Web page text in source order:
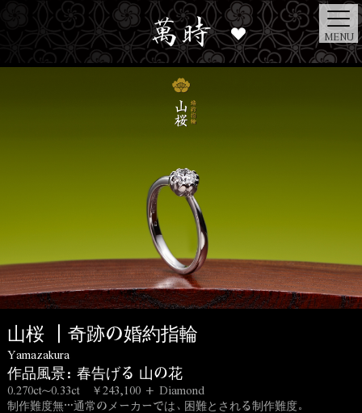
MENU
山桜 ┃奇跡の婚約指輪
Yamazakura
作品風景：春告げる 山の花
0.270ct～0.33ct ￥243,100+ Diamond
制作難度無…通常のメーカーでは、困難とされる制作難度。